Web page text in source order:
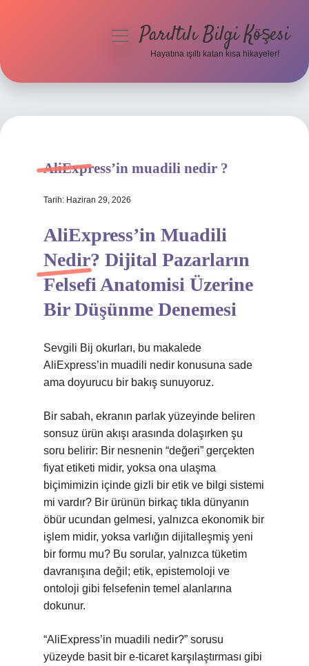
Hakkımızda
menüyüParıltılı Bilgi Köşesi
Hayatına ışıltı katan kısa hikayeler!
AliExpress’in muadili nedir ?
Tarih: Haziran 29, 2026
AliExpress’in Muadili
Nedir? Dijital Pazarların
Felsefi Anatomisi Üzerine
Bir Düşünme Denemesi
Sevgili Bij okurları, bu makalede
AliExpress’in muadili nedir konusuna sade
ama doyurucu bir bakış sunuyoruz.
Bir sabah, ekranın parlak yüzeyinde beliren
sonsuz ürün akışı arasında dolaşırken şu
soru belirir: Bir nesnenin “değeri” gerçekten
fiyat etiketi midir, yoksa ona ulaşma
biçimimizin içinde gizli bir etik ve bilgi sistemi
mi vardır? Bir ürünün birkaç tıkla dünyanın
öbür ucundan gelmesi, yalnızca ekonomik bir
işlem midir, yoksa varlığın dijitalleşmiş yeni
bir formu mu? Bu sorular, yalnızca tüketim
davranışına değil; etik, epistemoloji ve
ontoloji gibi felsefenin temel alanlarına
dokunur.
“AliExpress’in muadili nedir?” sorusu
yüzeyde basit bir e-ticaret karşılaştırması gibi